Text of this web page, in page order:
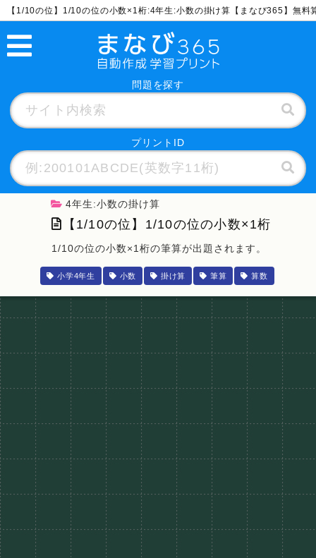
【1/10の位】1/10の位の小数×1桁:4年生:小数の掛け算【まなび365】無料
問題を探す
プリントID
4年生:小数の掛け算
【1/10の位】1/10の位の小数×1桁
1/10の位の小数×1桁の筆算が出題されます。
小学4年生 小数 掛け算 筆算 算数